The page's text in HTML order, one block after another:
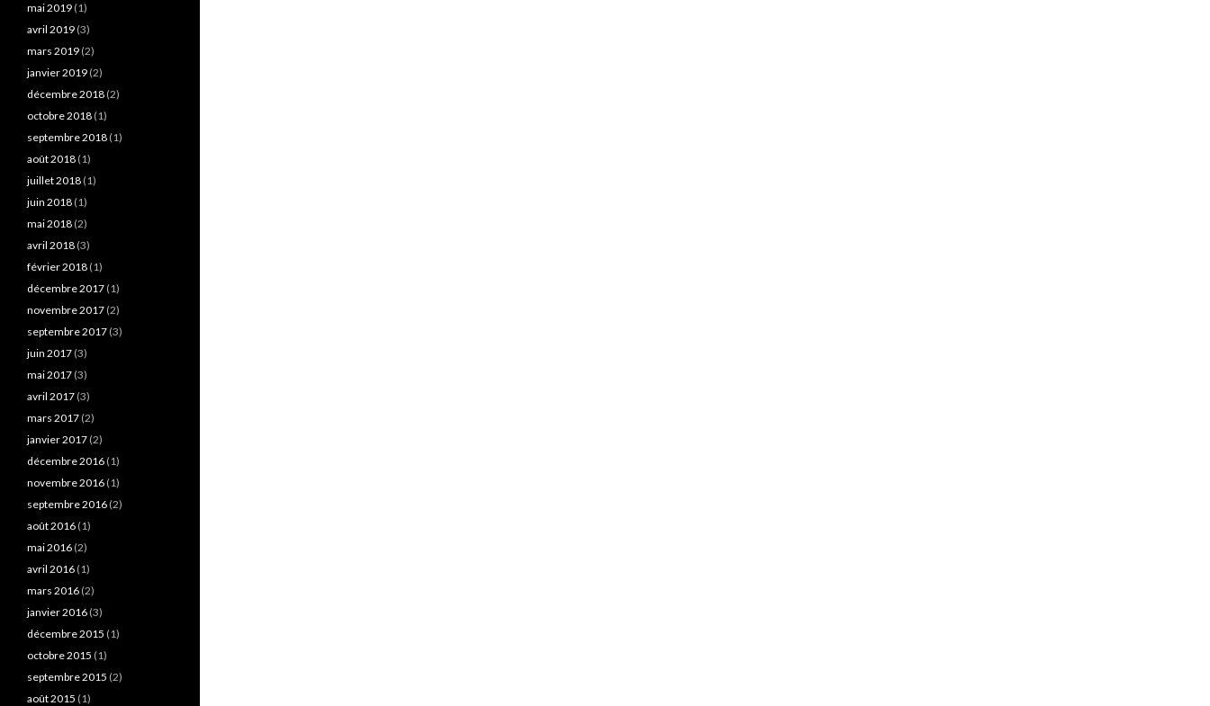
mai 2019 (1)
avril 2019 (3)
mars 2019 (2)
janvier 2019 (2)
décembre 2018 (2)
octobre 2018 (1)
septembre 2018 (1)
août 2018 (1)
juillet 2018 (1)
juin 2018 (1)
mai 2018 (2)
avril 2018 (3)
février 2018 (1)
décembre 2017 (1)
novembre 2017 (2)
septembre 2017 (3)
juin 2017 (3)
mai 2017 (3)
avril 2017 (3)
mars 2017 (2)
janvier 2017 (2)
décembre 2016 (1)
novembre 2016 (1)
septembre 2016 (2)
août 2016 (1)
mai 2016 (2)
avril 2016 (1)
mars 2016 (2)
janvier 2016 (3)
décembre 2015 (1)
octobre 2015 (1)
septembre 2015 (2)
août 2015 (1)